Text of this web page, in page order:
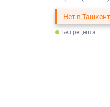
Нет в
Без рецепта